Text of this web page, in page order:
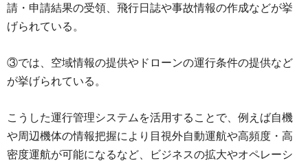
請・申請結果の受領、飛行日誌や事故情報の作成などが挙
げられている。
③では、空域情報の提供やドローンの運行条件の提供など
が挙げられている。
こうした運行管理システムを活用することで、例えば自機
や周辺機体の情報把握により目視外自動運航や高頻度・高
密度運航が可能になるなど、ビジネスの拡大やオペレーシ